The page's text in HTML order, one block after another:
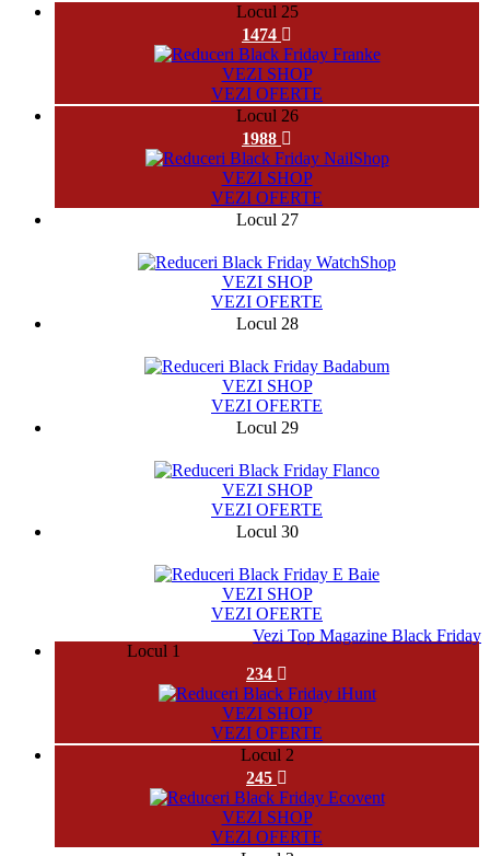
Locul 25
1474
VEZI SHOP
VEZI OFERTE
Locul 26
1988
VEZI SHOP
VEZI OFERTE
Locul 27
VEZI SHOP
VEZI OFERTE
Locul 28
VEZI SHOP
VEZI OFERTE
Locul 29
VEZI SHOP
VEZI OFERTE
Locul 30
VEZI SHOP
VEZI OFERTE
Vezi Top Magazine Black Friday
Locul 1
234
VEZI SHOP
VEZI OFERTE
Locul 2
245
VEZI SHOP
VEZI OFERTE